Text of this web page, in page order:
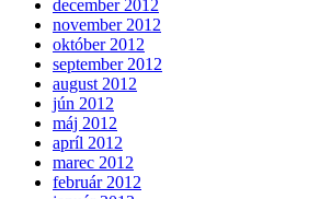
december 2012
november 2012
október 2012
september 2012
august 2012
jún 2012
máj 2012
apríl 2012
marec 2012
február 2012